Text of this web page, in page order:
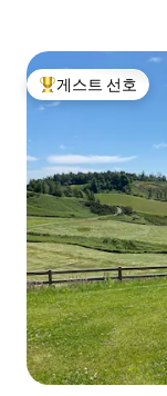
상위 게스트 선호
게스트 선호